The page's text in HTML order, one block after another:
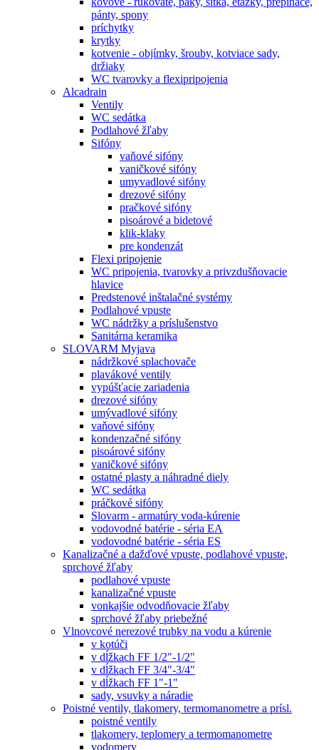
pánty, spony
príchytky
krytky
kotvenie - objímky, šrouby, kotviace sady,
držiaky
WC tvarovky a flexipripojenia
Alcadrain
Ventily
WC sedátka
Podlahové žľaby
Sifóny
vaňové sifóny
vaničkové sifóny
umyvadlové sifóny
drezové sifóny
pračkové sifóny
pisoárové a bidetové
klik-klaky
pre kondenzát
Flexi pripojenie
WC pripojenia, tvarovky a privzdušňovacie
hlavice
Predstenové inštalačné systémy
Podlahové vpuste
WC nádržky a príslušenstvo
Sanitárna keramika
SLOVARM Myjava
nádržkové splachovače
plavákové ventily
vypúšťacie zariadenia
drezové sifóny
umývadlové sifóny
vaňové sifóny
kondenzačné sifóny
pisoárové sifóny
vaničkové sifóny
ostatné plasty a náhradné diely
WC sedátka
práčkové sifóny
Slovarm - armatúry voda-kúrenie
vodovodné batérie - séria EA
vodovodné batérie - séria ES
Kanalizačné a dažďové vpuste, podlahové vpuste,
sprchové žľaby
podlahové vpuste
kanalizačné vpuste
vonkajšie odvodňovacie žľaby
sprchové žľaby priebežné
Vlnovcové nerezové trubky na vodu a kúrenie
v kotúči
v dĺžkach FF 1/2"-1/2"
v dĺžkach FF 3/4"-3/4"
v dĺžkach FF 1"-1"
sady, vsuvky a náradie
Poistné ventily, tlakomery, termomanometre a prísl.
poistné ventily
tlakomery, teplomery a termomanometre
vodomery